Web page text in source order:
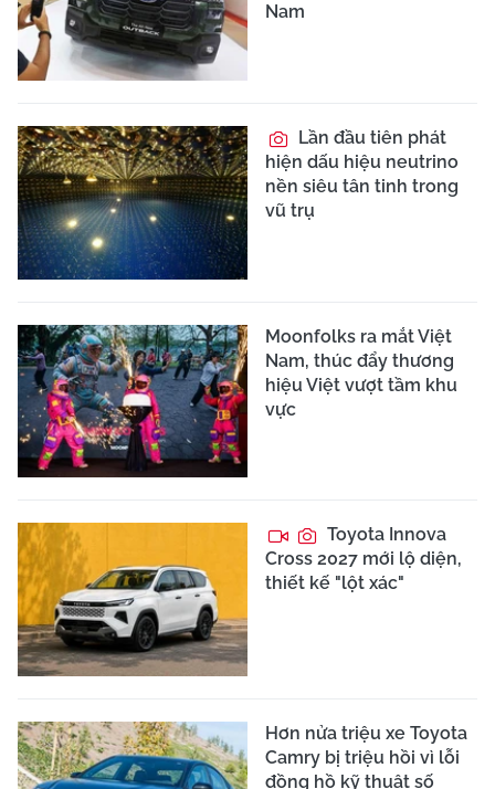
Nam
Lần đầu tiên phát
hiện dấu hiệu neutrino
nền siêu tân tinh trong
vũ trụ
Moonfolks ra mắt Việt
Nam, thúc đẩy thương
hiệu Việt vượt tầm khu
vực
Toyota Innova
Cross 2027 mới lộ diện,
thiết kế "lột xác"
Hơn nửa triệu xe Toyota
Camry bị triệu hồi vì lỗi
đồng hồ kỹ thuật số